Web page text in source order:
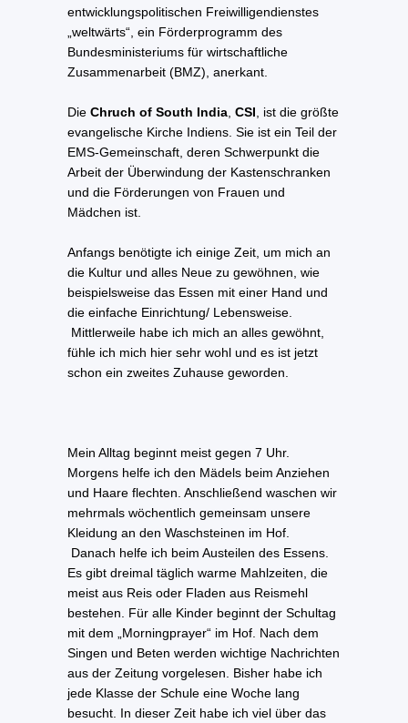
entwicklungspolitischen Freiwilligendienstes
„weltwärts“, ein Förderprogramm des
Bundesministeriums für wirtschaftliche
Zusammenarbeit (BMZ), anerkant.
Die Chruch of South India CSI , ist die größte
evangelische Kirche Indiens. Sie ist ein Teil der
EMS-Gemeinschaft, deren Schwerpunkt die
Arbeit der Überwindung der Kastenschranken
und die Förderungen von Frauen und
Mädchen ist.
Anfangs benötigte ich einige Zeit, um mich an
die Kultur und alles Neue zu gewöhnen, wie
beispielsweise das Essen mit einer Hand und
die einfache Einrichtung/ Lebensweise.
Mittlerweile habe ich mich an alles gewöhnt,
fühle ich mich hier sehr wohl und es ist jetzt
schon ein zweites Zuhause geworden.
Mein Alltag beginnt meist gegen 7 Uhr.
Morgens helfe ich den Mädels beim Anziehen
und Haare flechten. Anschließend waschen wir
mehrmals wöchentlich gemeinsam unsere
Kleidung an den Waschsteinen im Hof.
Danach helfe ich beim Austeilen des Essens.
Es gibt dreimal täglich warme Mahlzeiten, die
meist aus Reis oder Fladen aus Reismehl
bestehen. Für alle Kinder beginnt der Schultag
mit dem „Morningprayer“ im Hof. Nach dem
Singen und Beten werden wichtige Nachrichten
aus der Zeitung vorgelesen. Bisher habe ich
jede Klasse der Schule eine Woche lang
besucht. In dieser Zeit habe ich viel über das